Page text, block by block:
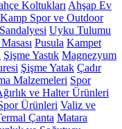
Koltukları Ahşap Ev
Kamp Spor ve Outdoor
Uyku Tulumu
Pusula Kampet
Şişme Yastık Magnezyum
Şişme Yatak Çadır
Malzemeleri Spor
ve Halter Ürünleri
Ürünleri Valiz ve
Çanta Matara